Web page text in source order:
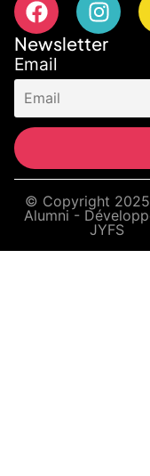
Newsletter
Email
© Copyright
Alumni -
JYFS